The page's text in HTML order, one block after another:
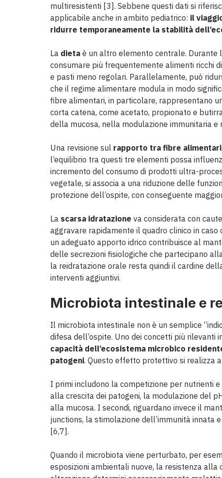
multiresistenti [3]. Sebbene questi dati si
applicabile anche in ambito pediatrico: il
ridurre temporaneamente la stabilità
La dieta è un altro elemento centrale. Durante
consumare più frequentemente alimenti ricchi
e pasti meno regolari. Parallelamente, può
che il regime alimentare modula in modo
fibre alimentari, in particolare, rappresentano
corta catena, come acetato, propionato e
della mucosa, nella modulazione immunitaria
Una revisione sul rapporto tra fibre
l’equilibrio tra questi tre elementi possa
incremento del consumo di prodotti ultra-
vegetale, si associa a una riduzione delle
protezione dell’ospite, con conseguente
La scarsa idratazione va considerata con
aggravare rapidamente il quadro clinico in
un adeguato apporto idrico contribuisce al
delle secrezioni fisiologiche che partecipano
la reidratazione orale resta quindi il cardine
interventi aggiuntivi.
Microbiota intestinale e
Il microbiota intestinale non è un semplice
difesa dell’ospite. Uno dei concetti più rilevanti
capacità dell’ecosistema microbico
patogeni. Questo effetto protettivo si realizza
I primi includono la competizione per nutrienti
alla crescita dei patogeni, la modulazione del
alla mucosa. I secondi, riguardano invece il
junctions, la stimolazione dell’immunità innata
[6,7].
Quando il microbiota viene perturbato, per
esposizioni ambientali nuove, la resistenza alla